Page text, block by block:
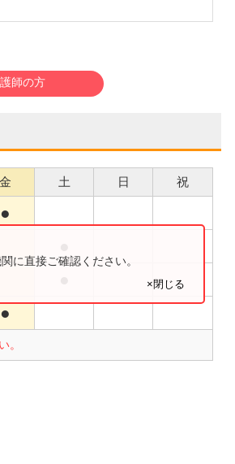
師の方
金 土 日 祝
●
●
。
に直接ご確認ください。
×閉じる